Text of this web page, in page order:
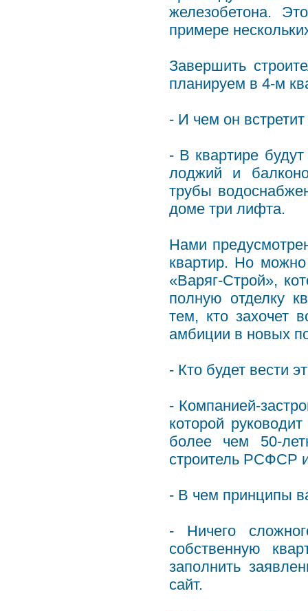
железобетона.
примере
Завершить
планируем в 4-м
- И чем он
- В квартире
лоджий и
трубы
доме три лифта.
Нами
квартир. Но можно
«Варяг-Строй»,
полную отделку
тем, кто захочет
амбиции в новых
- Кто будет вести
- Компанией-
которой
более чем 50-
строитель РСФСР
- В чем принципы
- Ничего
собственную
заполнить
сайт.